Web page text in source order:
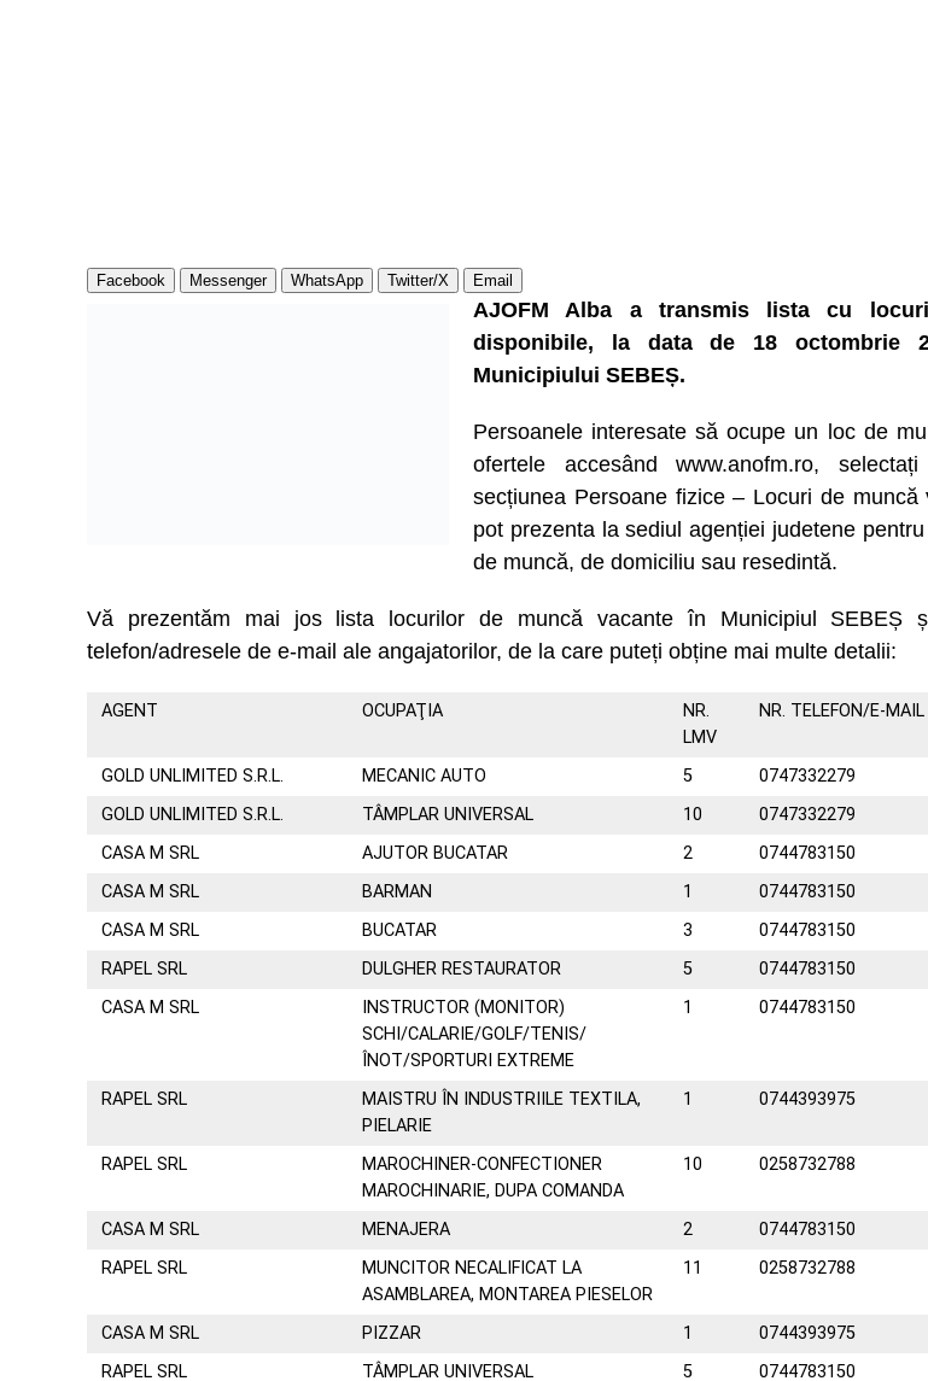
Facebook Messenger WhatsApp Twitter/X Email
AJOFM Alba a transmis lista cu
disponibile, la data de 18 octombrie
Municipiului SEBEȘ.
Persoanele interesate să ocupe un loc de
ofertele accesând www.anofm.ro,
secțiunea Persoane fizice – Locuri de muncă
pot prezenta la sediul agenției judetene
de muncă, de domiciliu sau resedintă.
Vă prezentăm mai jos lista locurilor de muncă vacante în Municipiul SEBEȘ
telefon/adresele de e-mail ale angajatorilor, de la care puteți obține mai multe detalii:
AGENT OCUPAŢIA
NR.
LMV
NR. TELEFON/E-MAIL
GOLD UNLIMITED S.R.L. MECANIC AUTO 5
0747332279
GOLD UNLIMITED S.R.L.
TÂMPLAR UNIVERSAL 10
0747332279
CASA M SRL
AJUTOR BUCATAR 2
0744783150
CASA M SRL
BARMAN 1
0744783150
CASA M SRL
BUCATAR 3
0744783150
RAPEL SRL
DULGHER RESTAURATOR 5
0744783150
CASA M SRL
INSTRUCTOR (MONITOR)
SCHI/CALARIE/GOLF/TENIS/
ÎNOT/SPORTURI EXTREME
1 0744783150
RAPEL SRL
MAISTRU ÎN INDUSTRIILE TEXTILA,
PIELARIE
1 0744393975
RAPEL SRL
MAROCHINER-CONFECTIONER
MAROCHINARIE, DUPA COMANDA
10 0258732788
CASA M SRL MENAJERA 2
0744783150
RAPEL SRL
MUNCITOR NECALIFICAT LA
ASAMBLAREA, MONTAREA PIESELOR
11 0258732788
CASA M SRL PIZZAR 1
0744393975
RAPEL SRL
TÂMPLAR UNIVERSAL 5
0744783150